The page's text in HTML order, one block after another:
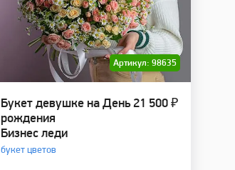
Артикул: 98635
Букет девушке на День
рождения
Бизнес леди
букет цветов
21 500 ₽